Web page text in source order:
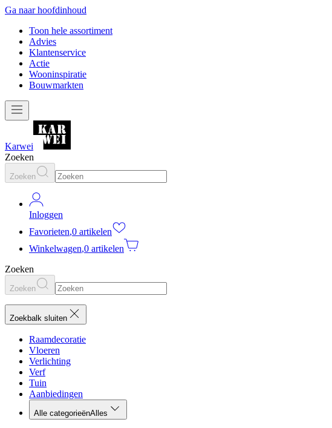
Ga naar hoofdinhoud
Toon hele assortiment
Advies
Klantenservice
Actie
Wooninspiratie
Bouwmarkten
Karwei
Zoeken
Zoeken
Inloggen
Favorieten,0 artikelen
Winkelwagen,0 artikelen
Zoeken
Zoeken
Zoekbalk sluiten
Raamdecoratie
Vloeren
Verlichting
Verf
Tuin
Aanbiedingen
Alle categorieënAlles